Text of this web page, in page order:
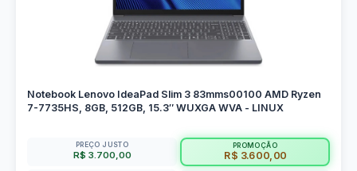
Notebook Lenovo IdeaPad Slim 3 83mms00100 AMD Ryzen
7-7735HS, 8GB, 512GB, 15.3″ WUXGA WVA - LINUX
PREÇO JUSTO
R$ 3.700,00
PROMOÇÃO
R$ 3.600,00